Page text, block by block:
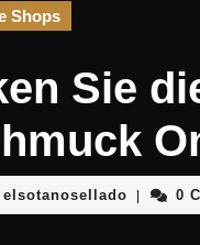
Shops
Sie
elsotanosellado 0